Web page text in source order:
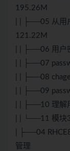
195.26M
| | ├──05 从用
121.22M
| | ├──06 用户
| | ├──07
| | ├──08
| | ├──09
| | ├──10 理解
| | └──11 模块
| ├──04
管理